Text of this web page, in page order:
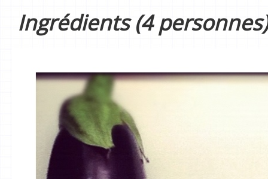
Ingrédients (4 personnes)